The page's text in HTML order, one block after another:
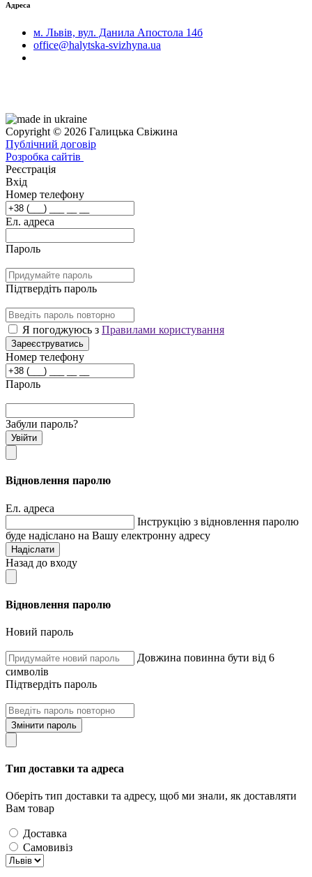
Адреса
м. Львів, вул. Данила Апостола 14б
office@halytska-svizhyna.ua
Copyright © 2026 Галицька Свіжина
Публічний договір
Розробка сайтів
Реєстрація
Вхід
Номер телефону
Ел. адреса
Пароль
Підтвердіть пароль
Я погоджуюсь з Правилами користування
Зареєструватись
Номер телефону
Пароль
Забули пароль?
Увійти
Відновлення паролю
Ел. адреса
Інструкцію з відновлення паролю
буде надіслано на Вашу електронну адресу
Надіслати
Назад до входу
Відновлення паролю
Новий пароль
Довжина повинна бути від 6
символів
Підтвердіть пароль
Змінити пароль
Тип доставки та адреса
Оберіть тип доставки та адресу, щоб ми знали, як доставляти
Вам товар
Доставка
Самовивіз